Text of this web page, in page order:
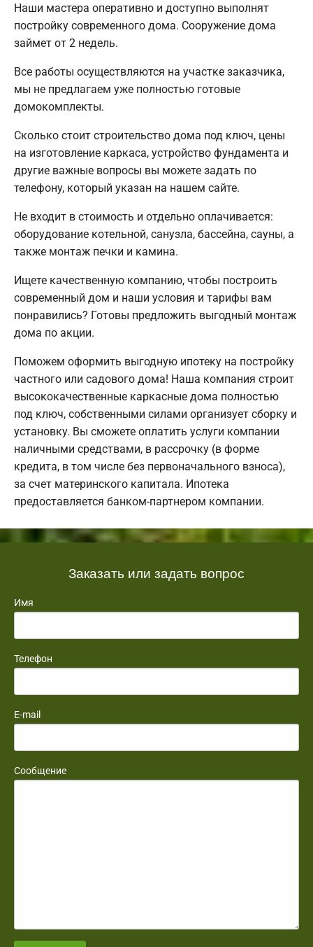
Наши мастера оперативно и доступно выполнят
постройку современного дома. Сооружение дома
займет от 2 недель.
Все работы осуществляются на участке заказчика,
мы не предлагаем уже полностью готовые
домокомплекты.
Сколько стоит строительство дома под ключ, цены
на изготовление каркаса, устройство фундамента и
другие важные вопросы вы можете задать по
телефону, который указан на нашем сайте.
Не входит в стоимость и отдельно оплачивается:
оборудование котельной, санузла, бассейна, сауны, а
также монтаж печки и камина.
Ищете качественную компанию, чтобы построить
современный дом и наши условия и тарифы вам
понравились? Готовы предложить выгодный монтаж
дома по акции.
Поможем оформить выгодную ипотеку на постройку
частного или садового дома! Наша компания строит
высококачественные каркасные дома полностью
под ключ, собственными силами организует сборку и
установку. Вы сможете оплатить услуги компании
наличными средствами, в рассрочку (в форме
кредита, в том числе без первоначального взноса),
за счет материнского капитала. Ипотека
предоставляется банком-партнером компании.
Заказать или задать вопрос
Имя
Телефон
E-mail
Сообщение